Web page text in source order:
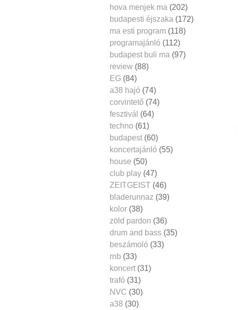
hova menjek ma (202)
budapesti éjszaka (172)
ma esti program (118)
programajánló (112)
budapest buli ma (97)
review (88)
EG (84)
a38 hajó (74)
corvintető (74)
fesztivál (64)
techno (61)
budapest (60)
koncertajánló (55)
house (50)
club play (47)
ZEITGEIST (46)
bladerunnaz (39)
kolor (38)
zöld pardon (36)
drum and bass (35)
beszámoló (33)
rnb (33)
koncert (31)
trafó (31)
NVC (30)
a38 (30)